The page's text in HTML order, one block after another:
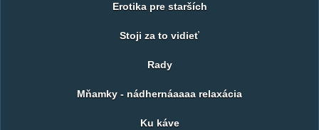
Erotika pre starších
Stoji za to vidieť
Rady
Mňamky - nádhernáaaaa relaxácia
Ku káve